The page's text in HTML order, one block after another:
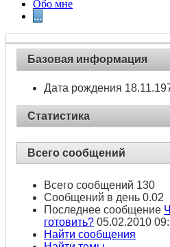
Обо мне
...
Базовая информация
Дата рождения
Статистика
Всего сообщений
Всего сообщений 130
Сообщений в день 0.02
Последнее сообщение
готовить? 05.02.2010
Найти сообщения